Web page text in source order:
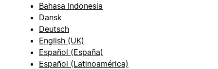
Bahasa Indonesia
Dansk
Deutsch
English (UK)
Español (España)
Español (Latinoamérica)